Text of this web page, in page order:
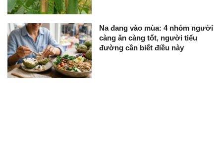
Na đang vào mùa: 4 nhóm người
càng ăn càng tốt, người tiểu
đường cần biết điều này